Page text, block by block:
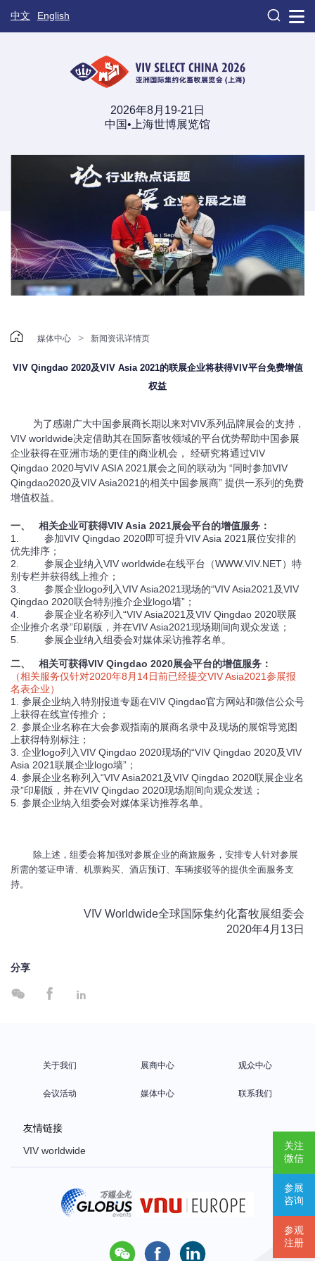
中文 English 
2026年8月19-21日
中国•上海世博展览馆
关注
微信
参展
咨询
参观
注册
 媒体中心 > 新闻资讯详情页
VIV Qingdao 2020及VIV Asia 2021的联展企业将获得VIV平台免费增值
权益
为了感谢广大中国参展商长期以来对VIV系列品牌展会的支持，
VIV worldwide决定借助其在国际畜牧领域的平台优势帮助中国参展
企业获得在亚洲市场的更佳的商业机会，
经研究将通过VIV
Qingdao 2020与VIV ASIA 2021 展会之间的联动为 “同时参加VIV
Qingdao2020及VIV Asia2021 的相关中国参展商” 提供一系列的免费
增值权益。
一、 相关企业可获得VIV Asia 2021展会平台的增值服务：
1. 参加VIV Qingdao 2020即可提升VIV Asia 2021展位安排的
优先排序；
2. 参展企业纳入VIV worldwide在线平台（WWW.VIV.NET）特
别专栏并获得线上推介；
3. 参展企业logo列入VIV Asia2021现场的“VIV Asia2021及VIV
Qingdao 2020联合特别推介企业logo墙”；
4. 参展企业名称列入“VIV Asia2021及VIV Qingdao 2020联展
企业推介名录”印刷版，并在VIV Asia2021现场期间向观众发送；
5. 参展企业纳入组委会对媒体采访推荐名单。
二、 相关可获得VIV Qingdao 2020展会平台的增值服务：
（相关服务仅针对2020年8月14日前已经提交VIV Asia2021参展报
名表企业）
1. 参展企业纳入特别报道专题在VIV Qingdao官方网站和微信公众号
上获得在线宣传推介；
2. 参展企业名称在大会参观指南的展商名录中及现场的展馆导览图
上获得特别标注；
3. 企业logo列入VIV Qingdao 2020现场的“VIV Qingdao 2020及VIV
Asia 2021联展企业logo墙”；
4. 参展企业名称列入“VIV Asia2021及VIV Qingdao 2020联展企业名
录”印刷版，并在VIV Qingdao 2020现场期间向观众发送；
5. 参展企业纳入组委会对媒体采访推荐名单。
除上述，组委会将加强对参展企业的商旅服务，安排专人针对参展
所需的签证申请、机票购买、酒店预订、车辆接驳等的提供全面服务支
持。
VIV Worldwide全球国际集约化畜牧展组委会
2020年4月 13日
分享
  
关于我们 展商中心 观众中心
会议活动 媒体中心 联系我们
友情链接
VIV worldwide
Poultry Africa
  